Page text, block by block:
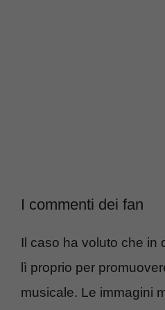
I commenti dei fan
Il caso ha voluto che in
lì proprio per
musicale. Le immagini